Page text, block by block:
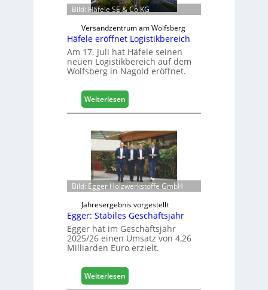
e
n
b
a
u
d
i
i
t
l
i
s
i
e
r
t
c
h
Bild: Häfele SE & Co KG
Versandzentrum am Wolfsberg
Häfele eröffnet Logistikbereich
Am 17. Juli hat Häfele seinen
neuen Logistikbereich auf dem
Wolfsberg in Nagold eröffnet.
Weiterlesen:
H
f
e
l
e
e
r
ö
f
f
n
e
L
o
Bild: Egger Holzwerkstoffe GmbH
Jahresergebnis vorgestellt
Egger: Stabiles Geschäftsjahr
Egger hat im Geschäftsjahr
2025/26 einen Umsatz von 4,26
Milliarden Euro erzielt.
Weiterlesen:
E